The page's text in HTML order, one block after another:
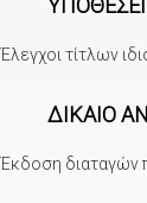
Έλεγχοι τίτλων
ΔΙΚΑΙΟ
Έκδοση διαταγών